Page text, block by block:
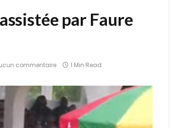
par Faure
commentaire 1 Min Read